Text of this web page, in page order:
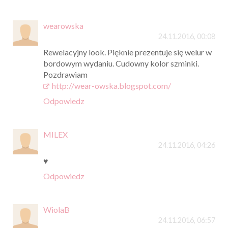
wearowska
24.11.2016, 00:08
Rewelacyjny look. Pięknie prezentuje się welur w
bordowym wydaniu. Cudowny kolor szminki.
Pozdrawiam
http://wear-owska.blogspot.com/
Odpowiedz
MILEX
24.11.2016, 04:26
♥
Odpowiedz
WiolaB
24.11.2016, 06:57